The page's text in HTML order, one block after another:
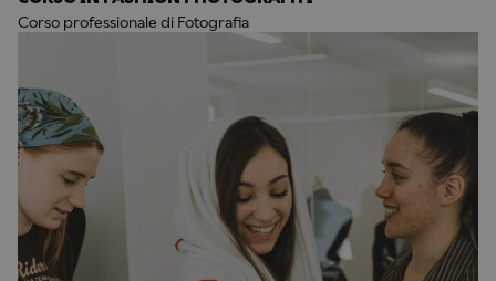
Corso professionale di Fotografia